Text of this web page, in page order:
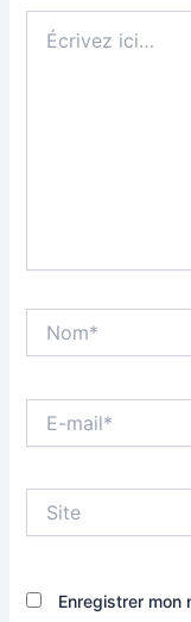
ici…
mail*
Enregistrer mon